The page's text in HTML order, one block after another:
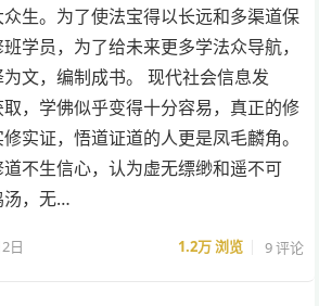
生。为了使法宝得以长远和多渠道保
学员，为了给未来更多学法众导航，
文，编制成书。 现代社会信息发
，学佛似乎变得十分容易，真正的修
实证，悟道证道的人更是凤毛麟角。
不生信心，认为虚无缥缈和遥不可
汤，无…
日 1.2万浏览 9 评论